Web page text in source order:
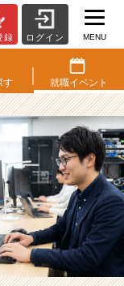
録 ログイン MENU
す 就職イベント